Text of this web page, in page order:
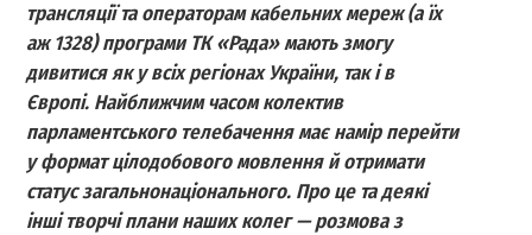
трансляції та операторам кабельних мереж (а їх
аж 1328) програми ТК «Рада» мають змогу
дивитися як у всіх регіонах України, так і в
Європі. Найближчим часом колектив
парламентського телебачення має намір перейти
у формат цілодобового мовлення й отримати
статус загальнонаціонального. Про це та деякі
інші творчі плани наших колег — розмова з